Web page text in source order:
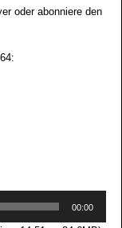
oder abonniere den
00:00